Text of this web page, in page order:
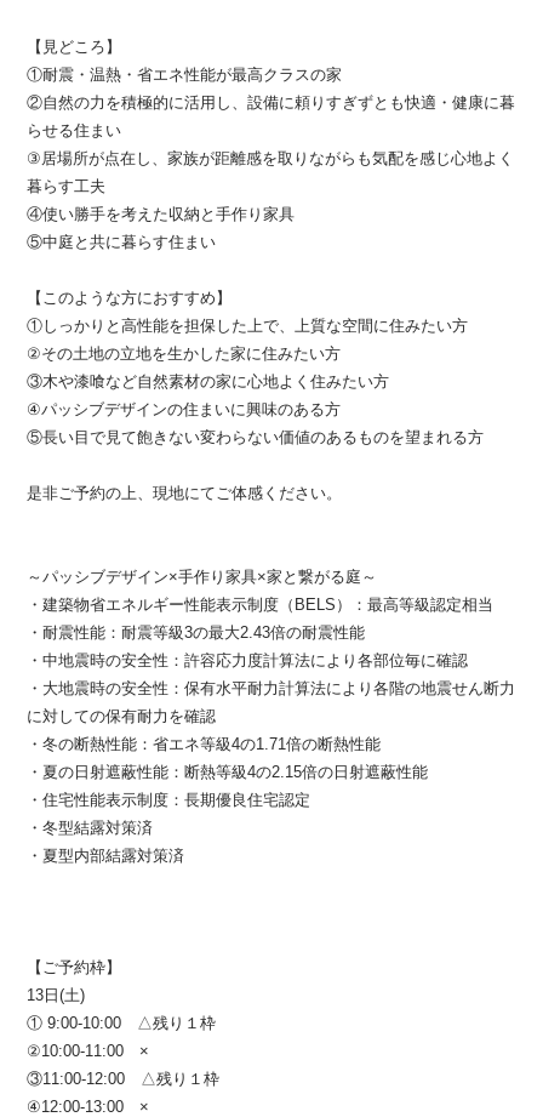
【見どころ】
①耐震・温熱・省エネ性能が最高クラスの家
②自然の力を積極的に活用し、設備に頼りすぎずとも快適・健康に暮
らせる住まい
③居場所が点在し、家族が距離感を取りながらも気配を感じ心地よく
暮らす工夫
④使い勝手を考えた収納と手作り家具
⑤中庭と共に暮らす住まい
【このような方におすすめ】
①しっかりと高性能を担保した上で、上質な空間に住みたい方
②その土地の立地を生かした家に住みたい方
③木や漆喰など自然素材の家に心地よく住みたい方
④パッシブデザインの住まいに興味のある方
⑤長い目で見て飽きない変わらない価値のあるものを望まれる方
是非ご予約の上、現地にてご体感ください。
～パッシブデザイン×手作り家具×家と繋がる庭～
・建築物省エネルギー性能表示制度（BELS）：最高等級認定相当
・耐震性能：耐震等級3の最大2.43倍の耐震性能
・中地震時の安全性：許容応力度計算法により各部位毎に確認
・大地震時の安全性：保有水平耐力計算法により各階の地震せん断力
に対しての保有耐力を確認
・冬の断熱性能：省エネ等級4の1.71倍の断熱性能
・夏の日射遮蔽性能：断熱等級4の2.15倍の日射遮蔽性能
・住宅性能表示制度：長期優良住宅認定
・冬型結露対策済
・夏型内部結露対策済
【ご予約枠】
13日(土)
① 9:00-10:00 △残り１枠
②10:00-11:00 ×
③11:00-12:00 △残り１枠
④12:00-13:00 ×